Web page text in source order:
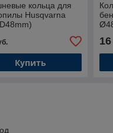
кольца для
Husqvarna
Купить
16